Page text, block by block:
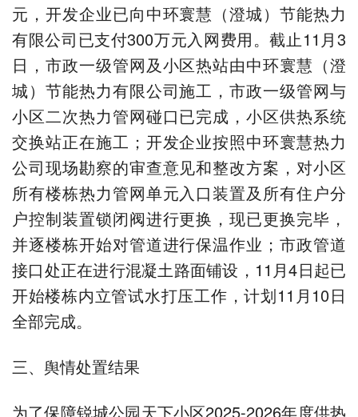
元，开发企业已向中环寰慧（澄城）节能热力
有限公司已支付300万元入网费用。截止11月3
日，市政一级管网及小区热站由中环寰慧（澄
城）节能热力有限公司施工，市政一级管网与
小区二次热力管网碰口已完成，小区供热系统
交换站正在施工；开发企业按照中环寰慧热力
公司现场勘察的审查意见和整改方案，对小区
所有楼栋热力管网单元入口装置及所有住户分
户控制装置锁闭阀进行更换，现已更换完毕，
并逐楼栋开始对管道进行保温作业；市政管道
接口处正在进行混凝土路面铺设，11月4日起已
开始楼栋内立管试水打压工作，计划11月10日
全部完成。
三、舆情处置结果
为了保障锐城公园天下小区2025-2026年度供热